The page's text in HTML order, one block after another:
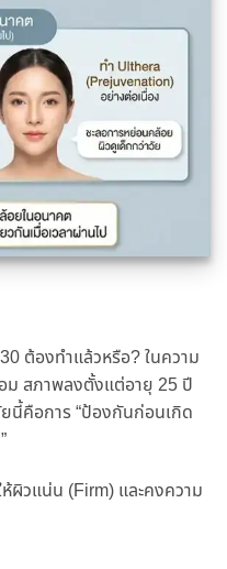
ต้องทําแล้วหรือ? ในความ
อม สภาพลงตั้งแต่อายุ 25 ปี
นี้คือการ “ป้องกันก่อนเกิด
ผิวแน่น (Firm) และคงความ